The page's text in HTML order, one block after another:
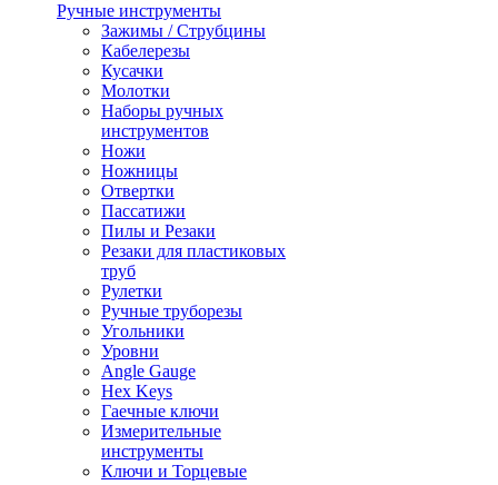
Ручные инструменты
Зажимы / Струбцины
Кабелерезы
Кусачки
Молотки
Наборы ручных
инструментов
Ножи
Ножницы
Отвертки
Пассатижи
Пилы и Резаки
Резаки для пластиковых
труб
Рулетки
Ручные труборезы
Угольники
Уровни
Angle Gauge
Hex Keys
Гаечные ключи
Измерительные
инструменты
Ключи и Торцевые